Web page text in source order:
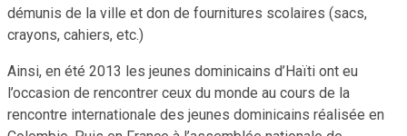
démunis de la ville et don de fournitures scolaires (sacs,
crayons, cahiers, etc.)
Ainsi, en été 2013 les jeunes dominicains d’Haïti ont eu
l’occasion de rencontrer ceux du monde au cours de la
rencontre internationale des jeunes dominicains réalisée en